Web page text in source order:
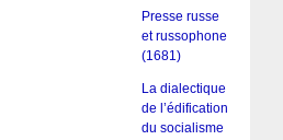
Presse russe
et russophone
(1681)
La dialectique
de l’édification
du socialisme